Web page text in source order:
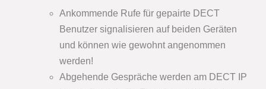
Ankommende Rufe für gepairte DECT
Benutzer signalisieren auf beiden Geräten
und können wie gewohnt angenommen
werden!
Abgehende Gespräche werden am DECT IP